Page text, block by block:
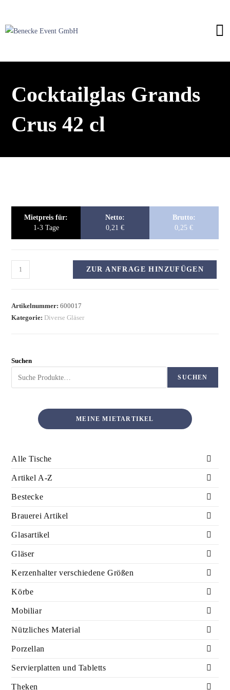
Cocktailglas Grands
Crus 42 cl
Mietpreis für:
1-3 Tage
Netto:
0,21 €
Brutto:
0,25€
ZUR ANFRAGE HINZUFÜGEN
Artikelnummer:600017
Kategorie: Diverse Gläser
Suchen
SUCHEN
MEINE MIETARTIKEL
Alle Tische
Artikel A-Z
Bestecke
Brauerei Artikel
Glasartikel
Gläser
Kerzenhalter verschiedene Größen
Körbe
Mobiliar
Nützliches Material
Porzellan
Servierplatten und Tabletts
Theken